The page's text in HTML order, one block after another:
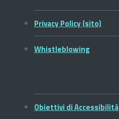
Privacy Policy (sito)
Whistleblowing
Obiettivi di Accessibilità